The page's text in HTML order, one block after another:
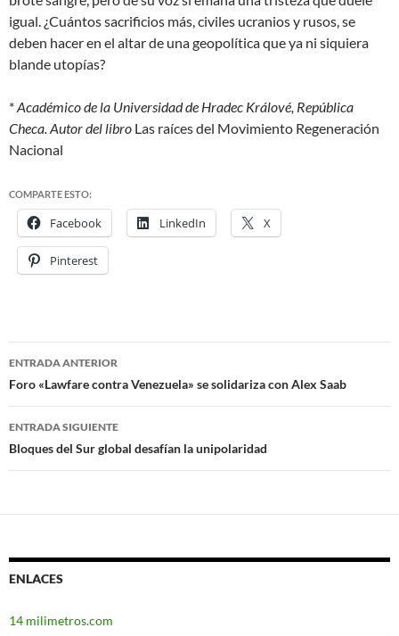
igual. ¿Cuántos sacrificios más, civiles ucranios y rusos, se
deben hacer en el altar de una geopolítica que ya ni siquiera
blande utopías?
*Académico de la Universidad de Hradec Králové, República
Checa. Autor del libro Las raíces del Movimiento Regeneración
Nacional
COMPARTE ESTO:
Facebook LinkedIn X
Pinterest
Navegación
de
entradas
ENTRADA ANTERIOR
Foro «Lawfare contra Venezuela» se solidariza con Alex Saab
ENTRADA SIGUIENTE
Bloques del Sur global desafían la unipolaridad
ENLACES
14 milimetros.com